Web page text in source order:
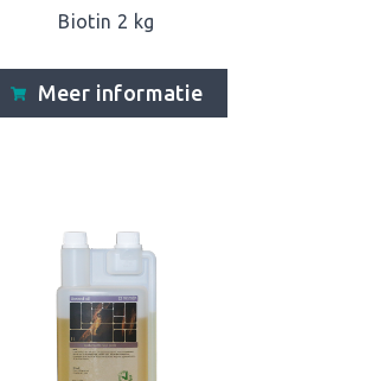
Biotin 2 kg
Meer informatie